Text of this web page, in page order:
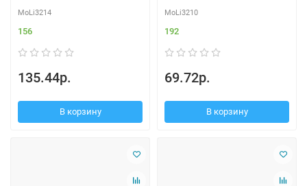
MoLi3214
156
135.44р.
В корзину
MoLi3210
192
69.72р.
В корзину